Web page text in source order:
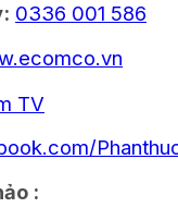
0336 001 586
TV
: